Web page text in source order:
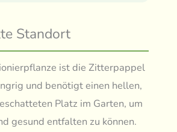
Standort
ist die Zitterpappel
und benötigt einen hellen,
Platz im Garten, um
gesund entfalten zu können.